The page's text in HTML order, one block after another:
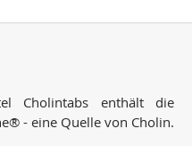
Cholintabs enthält die
- eine Quelle von Cholin.